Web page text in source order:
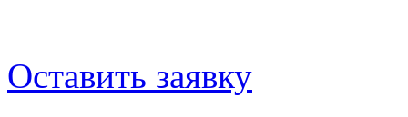
Оставить заявку